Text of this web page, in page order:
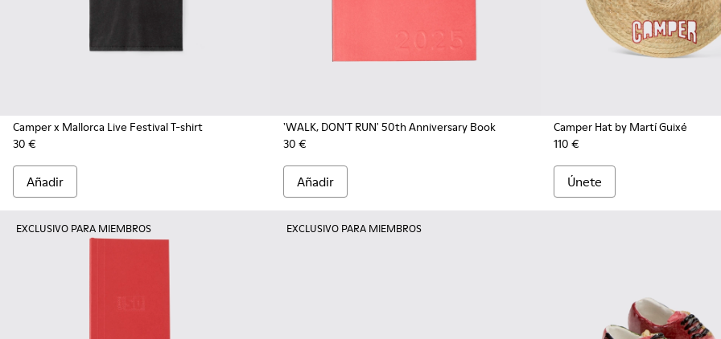
Camper x Mallorca Live Festival T-shirt
30 €
Añadir
'WALK, DON’T RUN' 50th Anniversary Book
30 €
Añadir
Camper Hat by Martí Guixé
110 €
Únete
EXCLUSIVO PARA MIEMBROS EXCLUSIVO PARA MIEMBROS